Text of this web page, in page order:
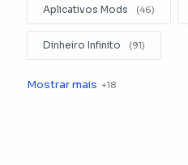
Aplicativos Mods
Dinheiro Infinito
Editar Videos